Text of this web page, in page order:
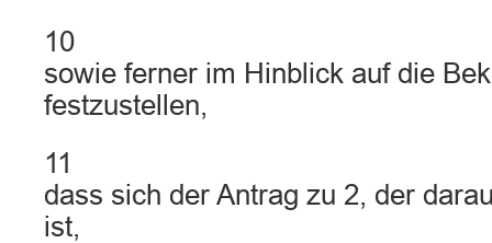
10
sowie ferner im Hinblick auf die
festzustellen,
11
dass sich der Antrag zu 2, der
ist,